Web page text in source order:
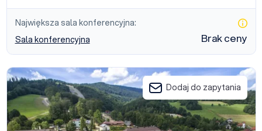
Największa sala konferencyjna:
Sala konferencyjna
Brak ceny
Hotel Stok Ski & SPA
Dodaj do zapytania